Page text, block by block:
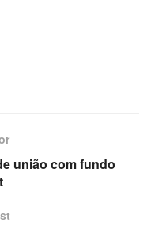
união com fundo